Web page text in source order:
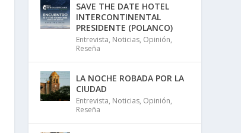
SAVE THE DATE HOTEL
INTERCONTINENTAL
PRESIDENTE (POLANCO)
Entrevista, Noticias, Opinión,
Reseña
LA NOCHE ROBADA POR LA
CIUDAD
Entrevista, Noticias, Opinión,
Reseña